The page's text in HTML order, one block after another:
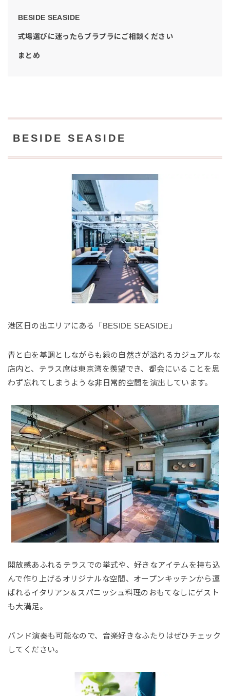
BESIDE SEASIDE
式場選びに迷ったらブラプラにご相談ください
まとめ
BESIDE SEASIDE
港区日の出エリアにある「BESIDE SEASIDE」
青と白を基調としながらも緑の自然さが溢れるカジュアルな
店内と、テラス席は東京湾を羨望でき、都会にいることを思
わず忘れてしまうような非日常的空間を演出しています。
開放感あふれるテラスでの挙式や、好きなアイテムを持ち込
んで作り上げるオリジナルな空間、オープンキッチンから運
ばれるイタリアン＆スパニッシュ料理のおもてなしにゲスト
も大満足。
バンド演奏も可能なので、音楽好きなふたりはぜひチェック
してください。